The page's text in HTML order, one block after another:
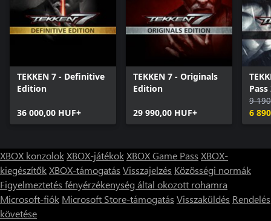
TEKKEN 7 - Definitive
Edition
36 000,00 HUF+
TEKKEN 7 - Originals
Edition
29 990,00 HUF+
Pass
9
6
XBOX konzolokXBOX-játékokXBOX Game Pass XBOX-
kiegészítőkXBOX-támogatás Visszajelzés Közösségi normák
Figyelmeztetés fényérzékenység által okozott rohamra
Microsoft-fiók Microsoft Store-támogatás Visszaküldés Rendelés
követése